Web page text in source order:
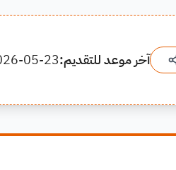
آخر موعد للتقديم:05-23